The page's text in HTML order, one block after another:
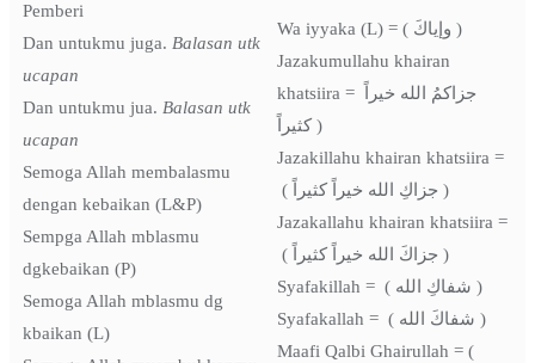
Pemberi
Dan untukmu juga. Balasan utk
ucapan
Dan untukmu jua. Balasan utk
ucapan
Semoga Allah membalasmu
dengan kebaikan (L&P)
Sempga Allah mblasmu
dgkebaikan (P)
Semoga Allah mblasmu dg
kbaikan (L)
Wa iyyaka (L) = ( وإياكَ )
Jazakumullahu khairan
khatsiira = جزاكمُ الله خيراً
كثيراً )
Jazakillahu khairan khatsiira =
( جزاكِ الله خيراً كثيراً )
Jazakallahu khairan khatsiira =
( جزاكَ الله خيراً كثيراً )
Syafakillah = ( شفاكِ الله )
Syafakallah = ( شفاكَ الله )
Maafi Qalbi Ghairullah = (